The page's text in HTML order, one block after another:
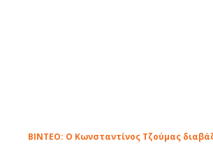
ΒΙΝΤΕΟ: Ο Κωνσταντίνος Τζούμας